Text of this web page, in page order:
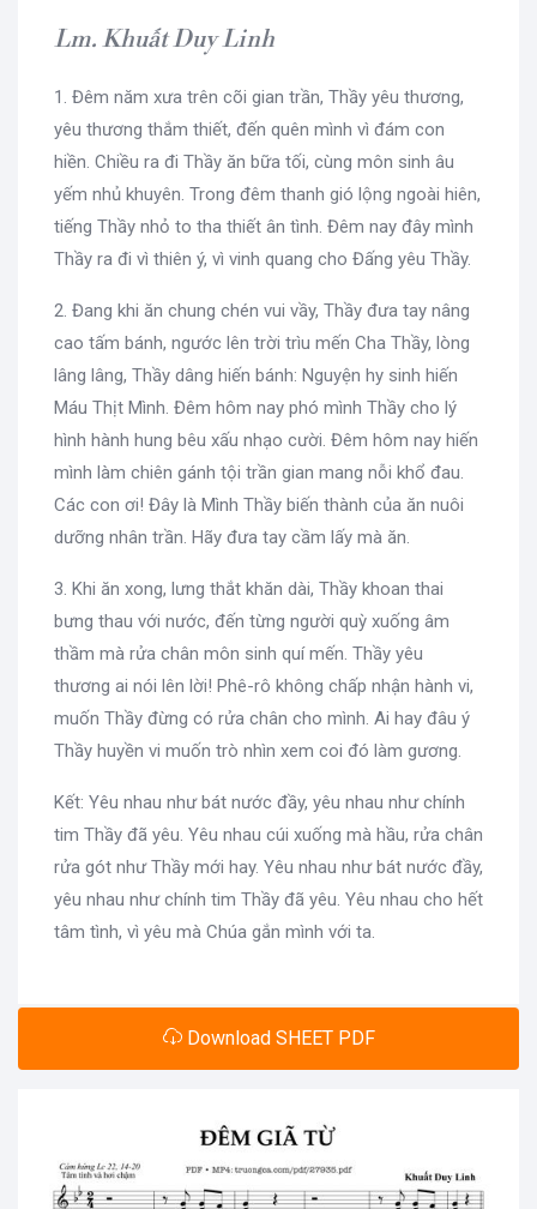
Lm. Khuất Duy Linh
1. Đêm năm xưa trên cõi gian trần, Thầy yêu thương,
yêu thương thắm thiết, đến quên mình vì đám con
hiền. Chiều ra đi Thầy ăn bữa tối, cùng môn sinh âu
yếm nhủ khuyên. Trong đêm thanh gió lộng ngoài hiên,
tiếng Thầy nhỏ to tha thiết ân tình. Đêm nay đây mình
Thầy ra đi vì thiên ý, vì vinh quang cho Đấng yêu Thầy.
2. Đang khi ăn chung chén vui vầy, Thầy đưa tay nâng
cao tấm bánh, ngước lên trời trìu mến Cha Thầy, lòng
lâng lâng, Thầy dâng hiến bánh: Nguyện hy sinh hiến
Máu Thịt Mình. Đêm hôm nay phó mình Thầy cho lý
hình hành hung bêu xấu nhạo cười. Đêm hôm nay hiến
mình làm chiên gánh tội trần gian mang nỗi khổ đau.
Các con ơi! Đây là Mình Thầy biến thành của ăn nuôi
dưỡng nhân trần. Hãy đưa tay cầm lấy mà ăn.
3. Khi ăn xong, lưng thắt khăn dài, Thầy khoan thai
bưng thau với nước, đến từng người quỳ xuống âm
thầm mà rửa chân môn sinh quí mến. Thầy yêu
thương ai nói lên lời! Phê-rô không chấp nhận hành vi,
muốn Thầy đừng có rửa chân cho mình. Ai hay đâu ý
Thầy huyền vi muốn trò nhìn xem coi đó làm gương.
Kết: Yêu nhau như bát nước đầy, yêu nhau như chính
tim Thầy đã yêu. Yêu nhau cúi xuống mà hầu, rửa chân
rửa gót như Thầy mới hay. Yêu nhau như bát nước đầy,
yêu nhau như chính tim Thầy đã yêu. Yêu nhau cho hết
tâm tình, vì yêu mà Chúa gắn mình với ta.
Download SHEET PDF